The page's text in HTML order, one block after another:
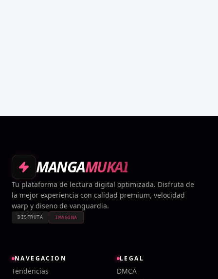
MANGAMUKAI
Tu plataforma de lectura digital optimizada. Disfruta de
la mejor experiencia con calidad premium, velocidad
warp y diseno de vanguardia.
DISFRUTA IMAGINA
NAVEGACION
Tendencias
LEGAL
DMCA